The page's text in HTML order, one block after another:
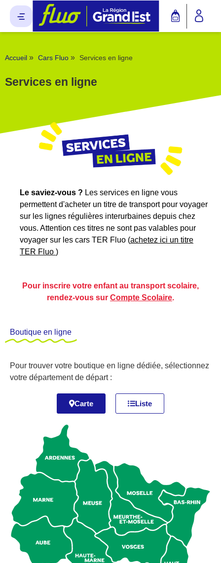
Accueil » Cars Fluo » Services en ligne
Services en ligne
Le saviez-vous ? Les services en ligne vous
permettent d'acheter un titre de transport pour voyager
sur les lignes régulières interurbaines depuis chez
vous. Attention ces titres ne sont pas valables pour
voyager sur les cars TER Fluo (achetez ici un titre
TER Fluo )
Pour inscrire votre enfant au transport scolaire,
rendez-vous sur Compte Scolaire.
Boutique en ligne
Pour trouver votre boutique en ligne dédiée, sélectionnez
votre département de départ :
Carte Liste
Panneau de gestion des cookies